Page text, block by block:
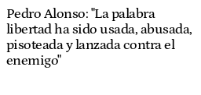
Pedro Alonso: "La palabra
libertad ha sido usada, abusada,
pisoteada y lanzada contra el
enemigo"